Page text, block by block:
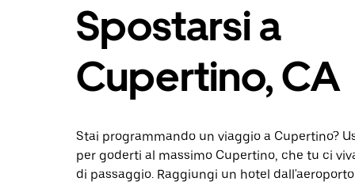
Spostarsi a
Cupertino, CA
Stai programmando un viaggio a Cupertino?
per goderti al massimo Cupertino, che tu ci
di passaggio. Raggiungi un hotel